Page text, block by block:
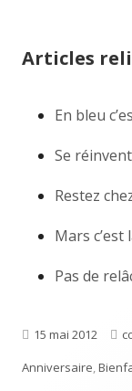
Articles
En bleu
Se
Restez
Mars c’est
Pas de
Publié
le
15 mai 2012
Anniversaire,